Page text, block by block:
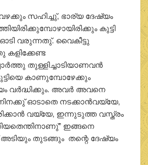
സഹിച്ചു്, ഭാര്യ ദേഷ്യം
കുട്ടി
വരുന്നതു്. വൈകീട്ടു
തുള്ളിച്ചാടിയാണവന്‍
കാണുമ്പോഴേക്കും
വര്‍ദ്ധിക്കും. അവര്‍ അവനെ
”നിനക്കു് ഓടാതെ നടക്കാന്‍വയ്യേ,
വയ്യേ, ഇന്നുടുത്ത വസ്ത്രം
ഇങ്ങനെ
തുടങ്ങും തന്റെ ദേഷ്യം